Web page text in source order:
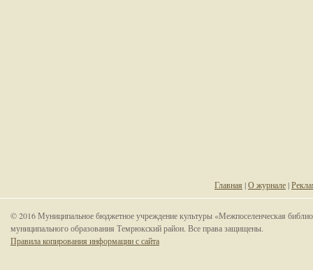
Главная |О журнале|
© 2016 Муниципальное бюджетное учреждение культуры «Межпоселенческая
муниципального образования Темрюкский район. Все права защищены.
Правила копирования информации с сайта